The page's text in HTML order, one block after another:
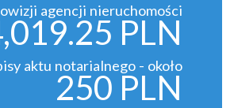
agencji nieruchomości
PLN
aktu notarialnego - około
250 PLN